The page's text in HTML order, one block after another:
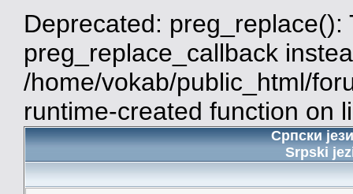
Deprecated:
preg_replace_callback
/home/vokab/public_html/
runtime-created function on
Српски
Srpski